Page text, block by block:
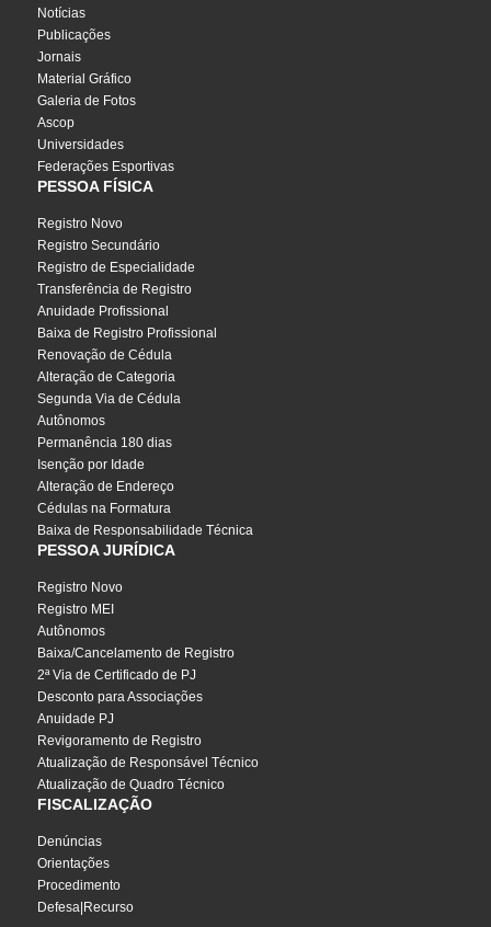
Notícias
Publicações
Jornais
Material Gráfico
Galeria de Fotos
Ascop
Universidades
Federações Esportivas
PESSOA FÍSICA
Registro Novo
Registro Secundário
Registro de Especialidade
Transferência de Registro
Anuidade Profissional
Baixa de Registro Profissional
Renovação de Cédula
Alteração de Categoria
Segunda Via de Cédula
Autônomos
Permanência 180 dias
Isenção por Idade
Alteração de Endereço
Cédulas na Formatura
Baixa de Responsabilidade Técnica
PESSOA JURÍDICA
Registro Novo
Registro MEI
Autônomos
Baixa/Cancelamento de Registro
2ª Via de Certificado de PJ
Desconto para Associações
Anuidade PJ
Revigoramento de Registro
Atualização de Responsável Técnico
Atualização de Quadro Técnico
FISCALIZAÇÃO
Denúncias
Orientações
Procedimento
Defesa|Recurso